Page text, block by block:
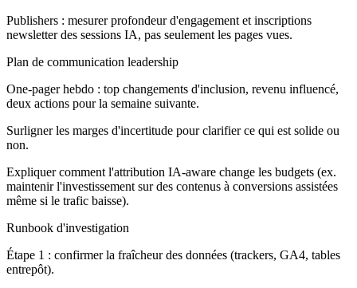
Publishers : mesurer profondeur d'engagement et inscriptions
newsletter des sessions IA, pas seulement les pages vues.
Plan de communication leadership
One-pager hebdo : top changements d'inclusion, revenu influencé,
deux actions pour la semaine suivante.
Surligner les marges d'incertitude pour clarifier ce qui est solide ou
non.
Expliquer comment l'attribution IA-aware change les budgets (ex.
maintenir l'investissement sur des contenus à conversions assistées
même si le trafic baisse).
Runbook d'investigation
Étape 1 : confirmer la fraîcheur des données (trackers, GA4, tables
entrepôt).